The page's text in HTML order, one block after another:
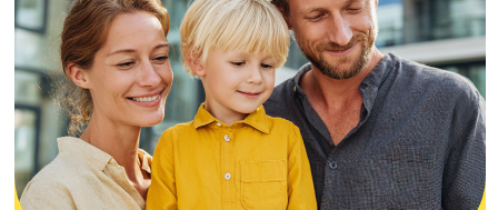
Начинайте заказ
машины в Яндекс Go
с выбора раздела
1.